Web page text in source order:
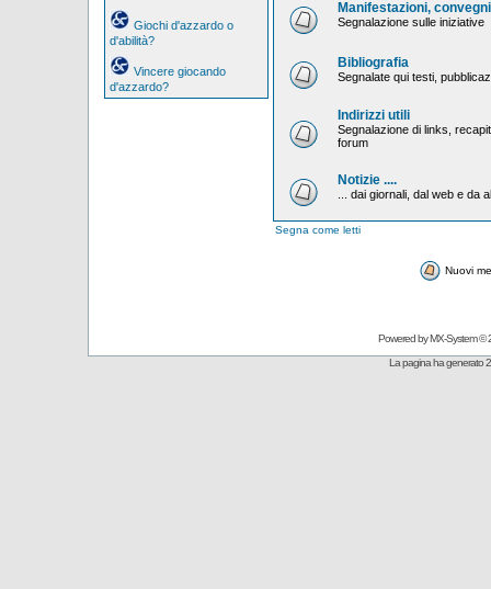
Giochi d'azzardo o
d'abilità?
Vincere giocando
d'azzardo?
Manifestazioni,
Segnalazione sulle iniziative
Bibliografia
Segnalate qui testi,
Indirizzi utili
Segnalazione di links,
forum
Notizie ....
... dai giornali, dal web e da
Segna come letti
Nuovi
Powered byMX-System©
La pagina ha generato